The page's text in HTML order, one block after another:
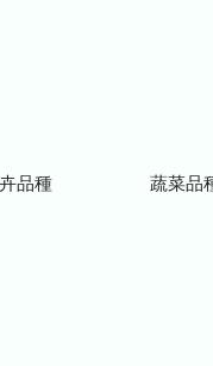
品種 蔬菜品